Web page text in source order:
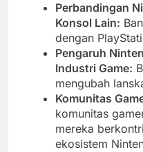
Perbandingan
Konsol Lain:
dengan
Pengaruh
Industri Game:
mengubah
Komunitas
komunitas
mereka
ekosistem